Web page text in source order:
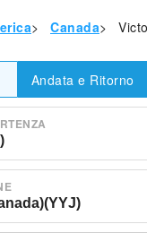
> Canada>
Andata e Ritorno